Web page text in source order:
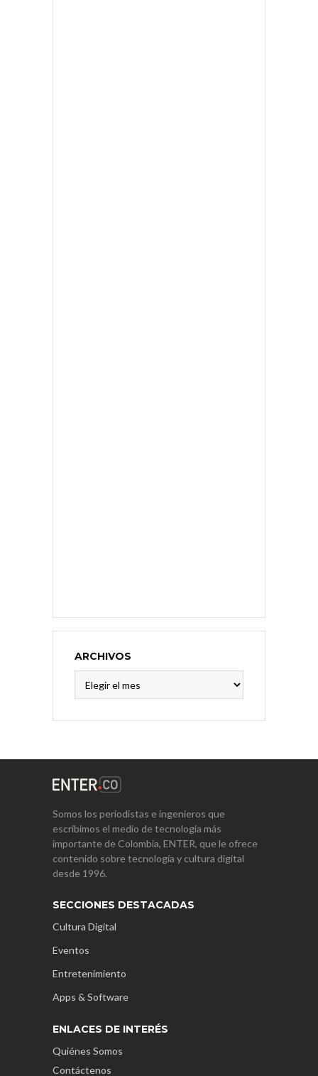
ARCHIVOS
Somos los periodistas e ingenieros que
escribimos el medio de tecnología más
importante de Colombia, ENTER, que le ofrece
contenido sobre tecnología y cultura digital
desde 1996.
SECCIONES DESTACADAS
Cultura Digital
Eventos
Entretenimiento
Apps & Software
ENLACES DE INTERÉS
Quiénes Somos
Contáctenos